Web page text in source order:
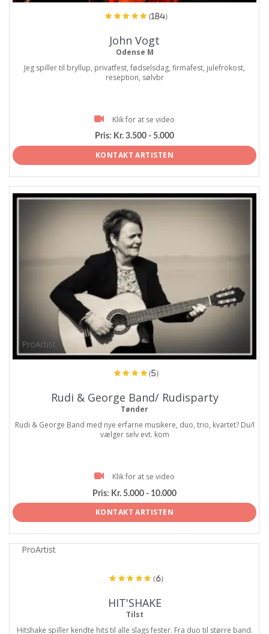
(184)
John Vogt
Odense M
Jeg spiller til bryllup, privatfest, fødselsdag, firmafest, julefrokost,
reseption, sølvbr
Klik for at se video
Pris: Kr. 3.500 - 5.000
KONTAKT ARTISTEN
ProArtist
(5)
Rudi & George Band/ Rudisparty
Tønder
Rudi & George Band med nye erfarne musikere, duo, trio, kvartet? Du/I
vælger selv evt. kom
Klik for at se video
Pris: Kr. 5.000 - 10.000
KONTAKT ARTISTEN
ProArtist
(6)
HIT'SHAKE
Tilst
Hitshake spiller kendte hits til alle slags fester. Fra duo til større band.